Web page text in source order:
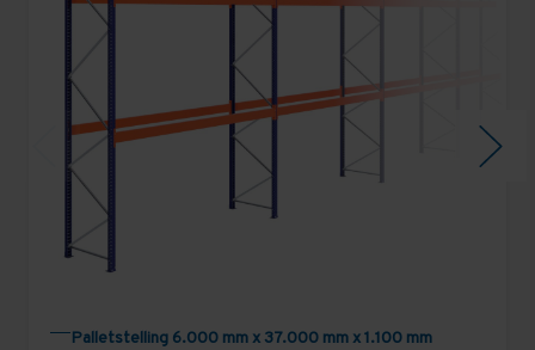
Palletstelling 6.000 mm x 37.000 mm x 1.100 mm